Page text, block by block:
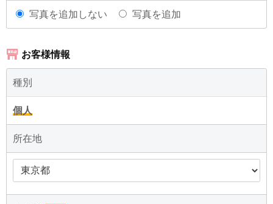
写真を追加しない 写真を追加
お客様情報
種別
個人
所在地